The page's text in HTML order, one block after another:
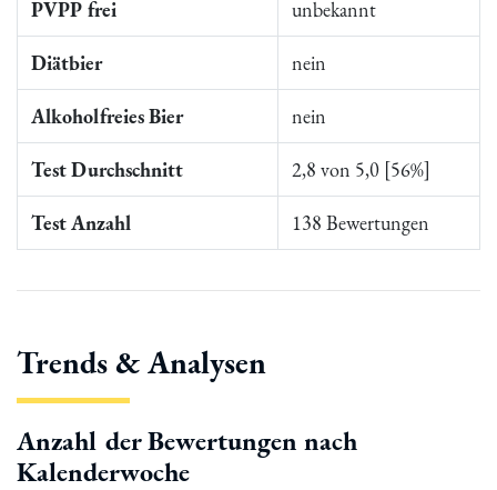
PVPP frei unbekannt
Diätbier nein
Alkoholfreies Bier nein
Test Durchschnitt 2,8 von 5,0 [56%]
Test Anzahl 138 Bewertungen
Trends & Analysen
Anzahl der Bewertungen nach
Kalenderwoche